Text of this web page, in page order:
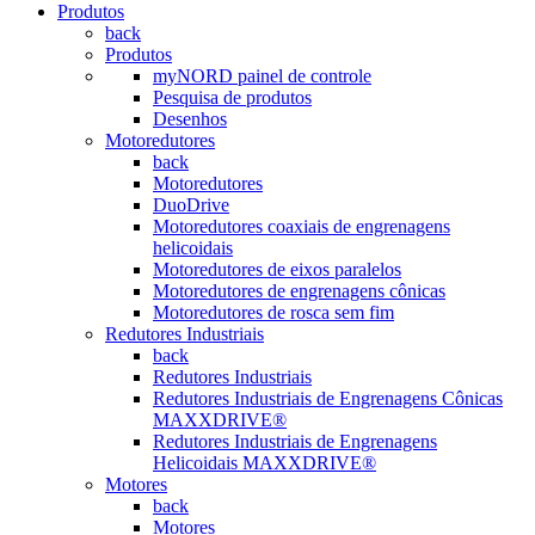
Produtos
back
Produtos
myNORD painel de controle
Pesquisa de produtos
Desenhos
Motoredutores
back
Motoredutores
DuoDrive
Motoredutores coaxiais de engrenagens
helicoidais
Motoredutores de eixos paralelos
Motoredutores de engrenagens cônicas
Motoredutores de rosca sem fim
Redutores Industriais
back
Redutores Industriais
Redutores Industriais de Engrenagens Cônicas
MAXXDRIVE®
Redutores Industriais de Engrenagens
Helicoidais MAXXDRIVE®
Motores
back
Motores